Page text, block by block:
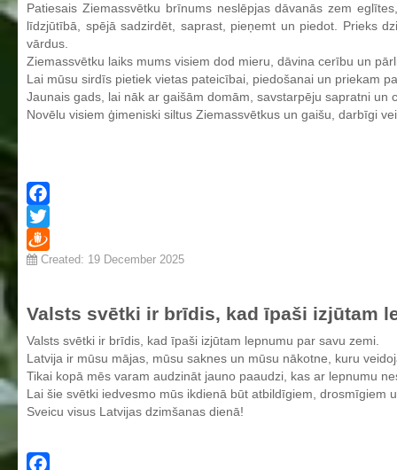
Nolikums
Konvents
Latvijas Koks "Biedra sertifikāts"
Izglītības process
Profesionālās izglītības programmas
Kokizstrādājumu izgatavošana
Šūto izstrādājumu ražošanas tehnoloģija
Bērnu aprūpe
Skaistumkopšanas pakalpojumi
Koksnes materiālu apstrādātājs
Frizieris
Klašu audzinātāju saraksts
Mācību stundu norises laiki
Patiesais Ziemassvētku brīnums neslēpjas dāvanās zem
līdzjūtībā, spējā sadzirdēt, saprast, pieņemt un piedot. Prieks
vārdus.
Ziemassvētku laiks mums visiem dod mieru, dāvina cerību un
Lai mūsu sirdīs pietiek vietas pateicībai, piedošanai un priekam
Jaunais gads, lai nāk ar gaišām domām, savstarpēju sapratni un
Novēlu visiem ģimeniski siltus Ziemassvētkus un gaišu, darbīgi
Facebook
Twitter
Draugiem
Created: 19 December 2025
Valsts svētki ir brīdis, kad īpaši izjūtam
Valsts svētki ir brīdis, kad īpaši izjūtam lepnumu par savu zemi.
Latvija ir mūsu mājas, mūsu saknes un mūsu nākotne, kuru
Tikai kopā mēs varam audzināt jauno paaudzi, kas ar lepnumu
Lai šie svētki iedvesmo mūs ikdienā būt atbildīgiem, drosmīgiem
Sveicu visus Latvijas dzimšanas dienā!